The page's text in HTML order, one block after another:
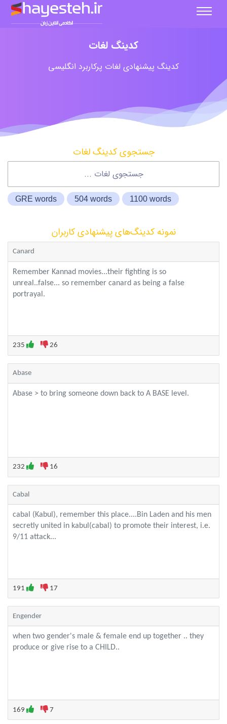
کدینگ لغات
کدینگ پیشنهادی لغات پرکاربرد انگلیسی
جستجوی کدینگ لغات
GRE words 504 words 1100 words
نمونه کدینگ‌های پیشنهادی کاربران
Canard
Remember Kannad movies...their fighting is so
unreal..false... so remember canard as being a false
portrayal.
235 26
Abase
Abase > to bring someone down back to A BASE level.
232 16
Cabal
cabal (Kabul), remember this place....Bin Laden and his men
secretly united in kabul(cabal) to promote their interest, i.e.
9/11 attack...
191 17
Engender
when two gender's male & female end up together .. they
produce or give rise to a CHILD..
169 7